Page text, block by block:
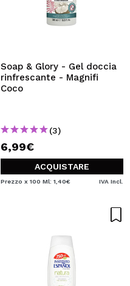
Soap & Glory - Gel doccia
rinfrescante - Magnifi
Coco
(3)
6,99€
ACQUISTARE
Prezzo x 100 Ml: 1,40€ IVA Incl.